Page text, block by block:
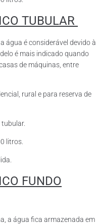
TUBULAR
água é considerável devido à
é mais indicado quando
de máquinas, entre
rural e para reserva de
litros.
FUNDO
a água fica armazenada em